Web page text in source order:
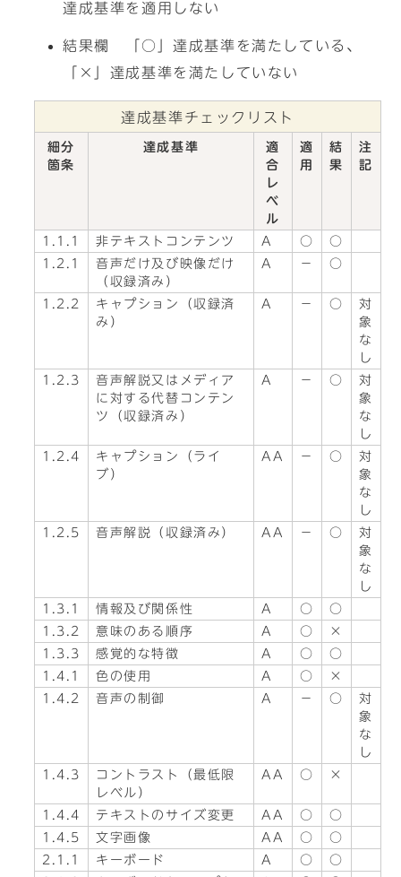
達成基準を適用しない
結果欄 「○」達成基準を満たしている、
「×」達成基準を満たしていない
達成基準チェックリスト
細分
箇条
達成基準
適
合
レ
ベ
ル
適
用
結
果
注
記
1.1.1 非テキストコンテンツ A ○
○
1.2.1
音声だけ及び映像だけ
（収録済み）
A － ○
1.2.2
キャプション（収録済
み）
A － ○
対
象
な
し
1.2.3
音声解説又はメディア
に対する代替コンテン
ツ（収録済み）
A － ○
対
象
な
し
1.2.4
キャプション（ライ
ブ）
AA － ○
対
象
な
し
1.2.5
音声解説（収録済み） AA － ○
対
象
な
し
1.3.1
情報及び関係性 A ○
○
1.3.2
意味のある順序 A ○
×
1.3.3
感覚的な特徴 A ○
○
1.4.1
色の使用 A ○
×
1.4.2
音声の制御 A － ○
対
象
な
し
1.4.3
コントラスト（最低限
レベル）
AA ○ ×
1.4.4 テキストのサイズ変更 AA ○
○
1.4.5
文字画像 AA ○
○
2.1.1
キーボード A ○
○